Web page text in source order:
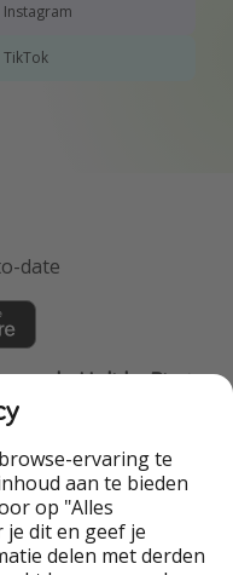
Instagram
TikTok
date
de HolidayPirates
ervaring te
aan te bieden
op "Alles
je dit en geef je
delen met derden